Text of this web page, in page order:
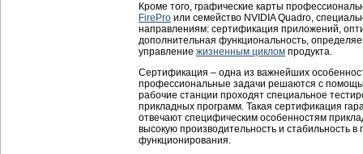
Кроме того, графические карты
FirePro или семейство NVIDIA Quadro,
направлениям: сертификация приложений,
дополнительная функциональность,
управление жизненным циклом продукта.
Сертификация – одна из важнейших
профессиональные задачи решаются с
рабочие станции проходят специальное
прикладных программ. Такая сертификация
отвечают специфическим особенностям
высокую производительность и стабильность
функционирования.